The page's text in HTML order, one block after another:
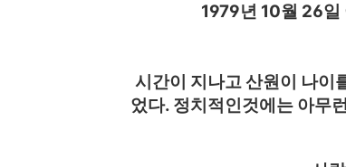
1979년 10월 26일
시간이 지나고 산원이 나이
었다. 정치적인것에는 아무